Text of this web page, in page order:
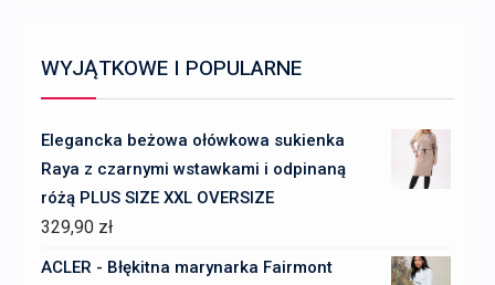
WYJĄTKOWE I POPULARNE
Elegancka beżowa ołówkowa sukienka
Raya z czarnymi wstawkami i odpinaną
różą PLUS SIZE XXL OVERSIZE
329,90 zł
ACLER - Błękitna marynarka Fairmont